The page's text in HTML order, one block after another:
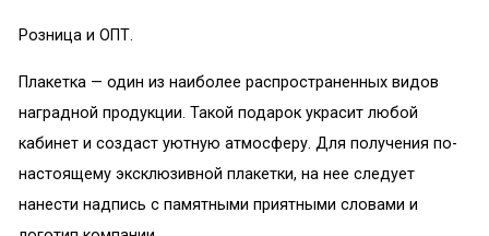
Розница и ОПТ.
Плакетка — один из наиболее распространенных видов
наградной продукции. Такой подарок украсит любой
кабинет и создаст уютную атмосферу. Для получения по-
настоящему эксклюзивной плакетки, на нее следует
нанести надпись с памятными приятными словами и